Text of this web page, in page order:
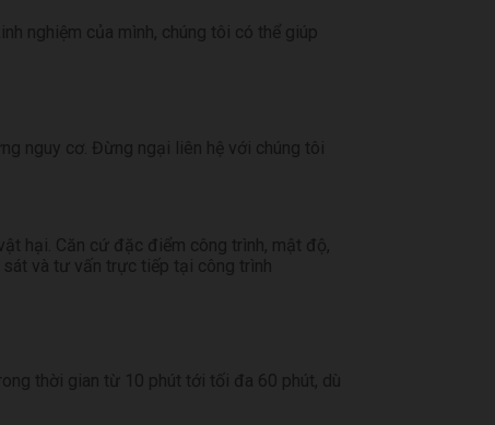
nghiệm của mình, chúng tôi có thể giúp
nguy cơ. Đừng ngại liên hệ với chúng tôi
hại. Căn cứ đặc điểm công trình, mật độ,
và tư vấn trực tiếp tại công trình
thời gian từ 10 phút tới tối đa 60 phút, dù